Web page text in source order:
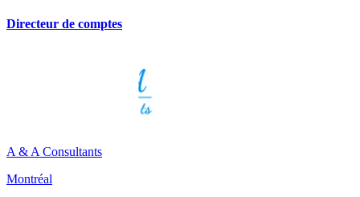
Directeur de comptes
A & A Consultants
Montréal